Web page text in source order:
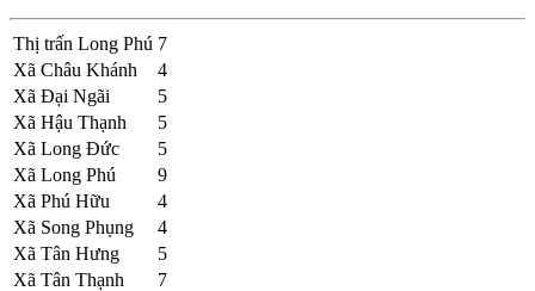
Thị trấn Long Phú 7
Xã Châu Khánh
4
Xã Đại Ngãi
5
Xã Hậu Thạnh
5
Xã Long Đức
5
Xã Long Phú
9
Xã Phú Hữu
4
Xã Song Phụng
4
Xã Tân Hưng
5
Xã Tân Thạnh
7